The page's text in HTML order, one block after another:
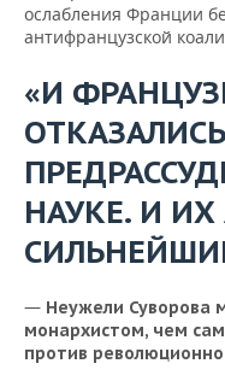
ослабления Франции
антифранцузской
«И
НАУКЕ. И
— Неужели Суворова
монархистом, чем
против